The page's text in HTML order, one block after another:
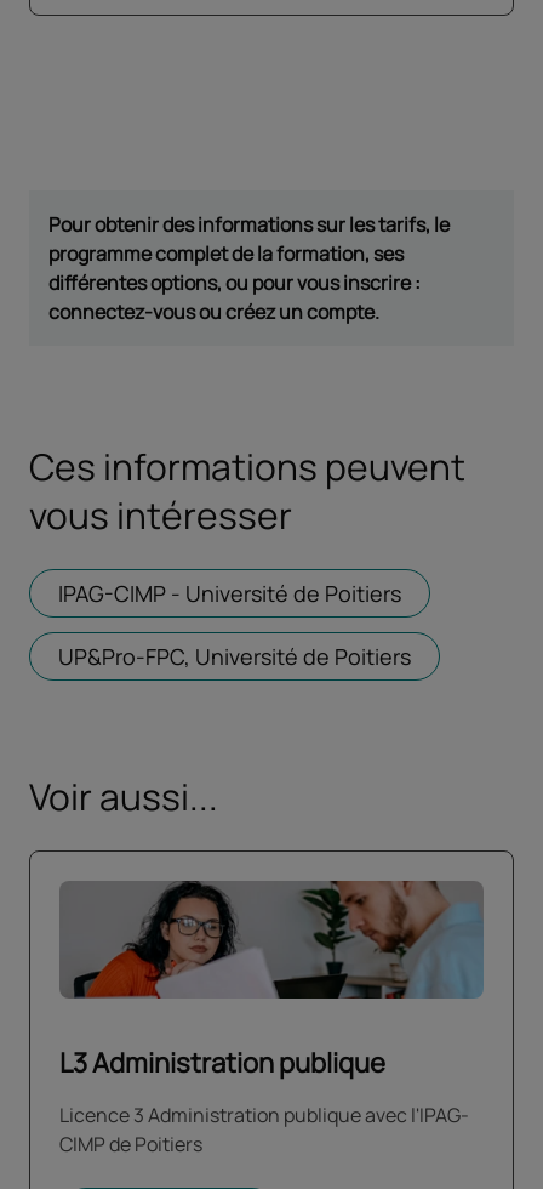
Pour obtenir des informations sur les tarifs, le
programme complet de la formation, ses
différentes options, ou pour vous inscrire :
connectez-vous ou créez un compte.
Ces informations peuvent
vous intéresser
IPAG-CIMP - Université de Poitiers Ouvrir dans
UP&Pro-FPC, Université de Poitiers Ouvrir
Voir aussi...
L3 Administration publique
Licence 3 Administration publique avec l'IPAG-
CIMP de Poitiers